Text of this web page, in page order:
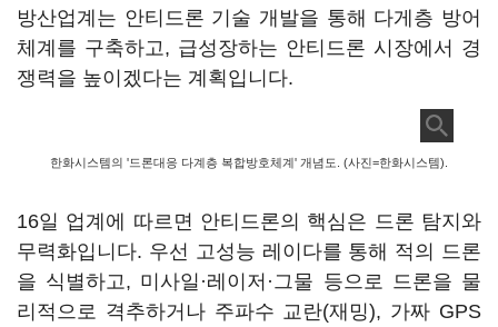
방산업계는 안티드론 기술 개발을 통해 다게층 방어
체계를 구축하고, 급성장하는 안티드론 시장에서 경
쟁력을 높이겠다는 계획입니다.
한화시스템의 '드론대응 다계층 복합방호체계' 개념도. (사진=한화시스템).
16일 업계에 따르면 안티드론의 핵심은 드론 탐지와
무력화입니다. 우선 고성능 레이다를 통해 적의 드론
을 식별하고, 미사일·레이저·그물 등으로 드론을 물
리적으로 격추하거나 주파수 교란(재밍), 가짜 GPS